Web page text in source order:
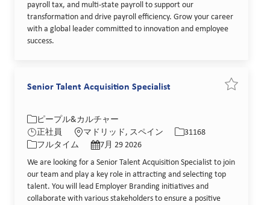
payroll tax, and multi-state payroll to support our
transformation and drive payroll efficiency. Grow your career
with a global leader committed to innovation and employee
success.
Senior Talent Acquisition Specialist
カテゴリー
ピープル&カルチャー
正社員
場所
マドリッド, スペイン
31168
役職
フルタイム
投稿日
7月 29 2026
We are looking for a Senior Talent Acquisition Specialist to join
our team and play a key role in attracting and selecting top
talent. You will lead Employer Branding initiatives and
collaborate with various stakeholders to ensure a positive